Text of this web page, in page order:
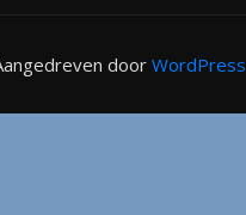
door WordPress